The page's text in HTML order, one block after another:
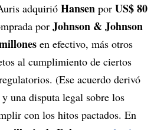
adquirió Hansen por US$ 80
por Johnson & Johnson
en efectivo, más otros
al cumplimiento de ciertos
(Ese acuerdo derivó
una disputa legal sobre los
con los hitos pactados. En